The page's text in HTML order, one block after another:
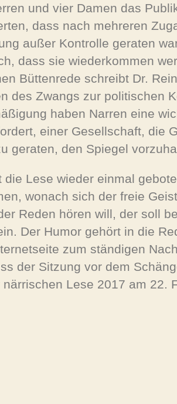
und vier Damen das
dass nach mehreren
außer Kontrolle geraten
dass sie wiederkommen
Büttenrede schreibt Dr.
des Zwangs zur politischen
haben Narren eine
einer Gesellschaft, die
geraten, den Spiegel
die Lese wieder einmal
wonach sich der freie
Reden hören will, der soll
Der Humor gehört in die
zum ständigen
der Sitzung vor dem
närrischen Lese 2017 am 22.